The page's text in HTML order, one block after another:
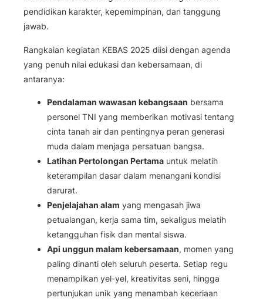
pendidikan karakter, kepemimpinan, dan tanggung
jawab.
Rangkaian kegiatan KEBAS 2025 diisi dengan agenda
yang penuh nilai edukasi dan kebersamaan, di
antaranya:
Pendalaman wawasan kebangsaan bersama
personel TNI yang memberikan motivasi tentang
cinta tanah air dan pentingnya peran generasi
muda dalam menjaga persatuan bangsa.
Latihan Pertolongan Pertama untuk melatih
keterampilan dasar dalam menangani kondisi
darurat.
Penjelajahan alam yang mengasah jiwa
petualangan, kerja sama tim, sekaligus melatih
ketangguhan fisik dan mental siswa.
Api unggun malam kebersamaan, momen yang
paling dinanti oleh seluruh peserta. Setiap regu
menampilkan yel-yel, kreativitas seni, hingga
pertunjukan unik yang menambah keceriaan